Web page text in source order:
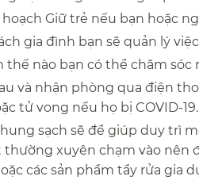
Giữ trẻ nếu bạn hoặc
gia đình bạn sẽ quản lý
thế nào bạn có thể chăm
và nhận phòng qua điện
tử vong nếu họ bị COVID-19.​​
sạch sẽ để giúp duy trì
thường xuyên chạm vào
các sản phẩm tẩy rửa gia